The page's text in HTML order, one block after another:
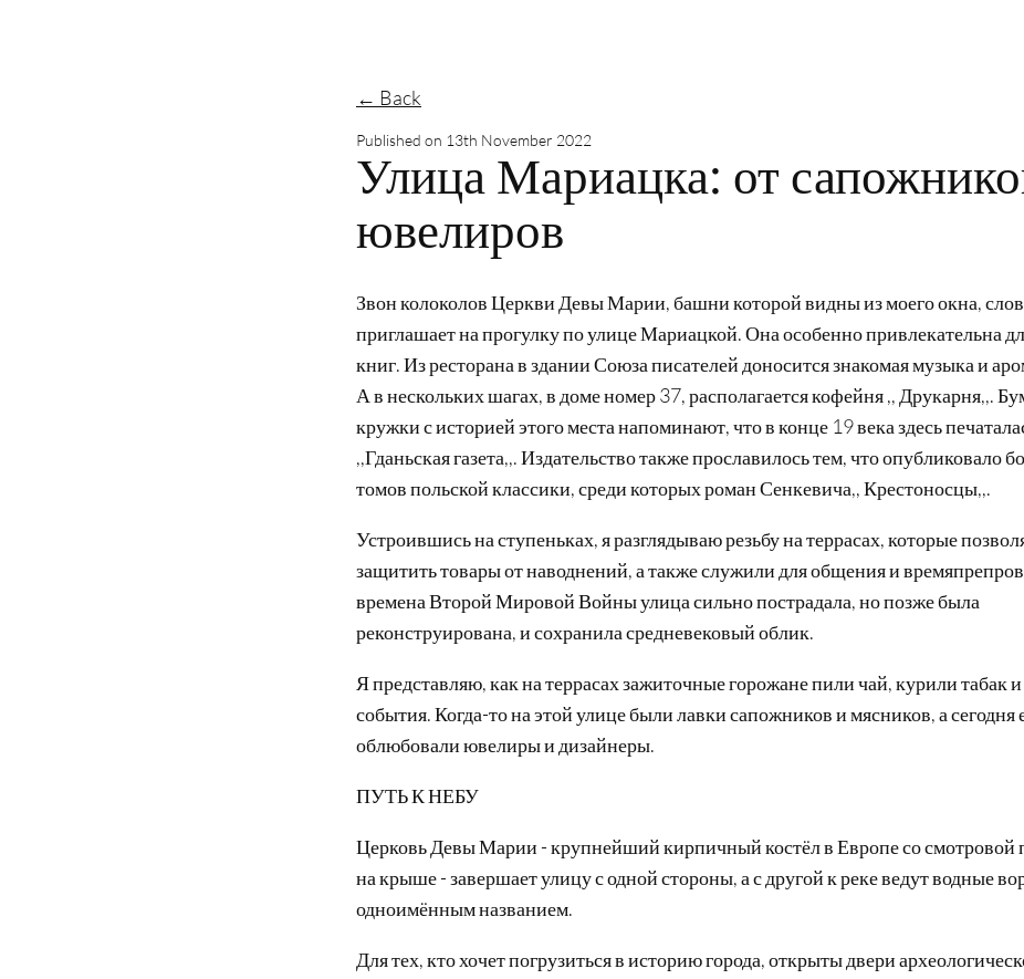
← Back
Published on 13th November 2022
Улица Мариацка: от
ювелиров
Звон колоколов Церкви Девы Марии, башни которой видны из моего окна,
приглашает на прогулку по улице Мариацкой. Она особенно привлекательна
книг. Из ресторана в здании Союза писателей доносится знакомая музыка и
А в нескольких шагах, в доме номер 37, располагается кофейня ,, Друкарня,,.
кружки с историей этого места напоминают, что в конце 19 века здесь
,,Гданьская газета,,. Издательство также прославилось тем, что опубликовало
томов польской классики, среди которых роман Сенкевича,, Крестоносцы,,.
Устроившись на ступеньках, я разглядываю резьбу на террасах, которые
защитить товары от наводнений, а также служили для общения и
времена Второй Мировой Войны улица сильно пострадала, но позже была
реконструирована, и сохранила средневековый облик.
Я представляю, как на террасах зажиточные горожане пили чай, курили табак
события. Когда-то на этой улице были лавки сапожников и мясников, а сегодня
облюбовали ювелиры и дизайнеры.
ПУТЬ К НЕБУ
Церковь Девы Марии - крупнейший кирпичный костёл в Европе со смотровой
на крыше - завершает улицу с одной стороны, а с другой к реке ведут водные
одноимённым названием.
Для тех, кто хочет погрузиться в историю города, открыты двери